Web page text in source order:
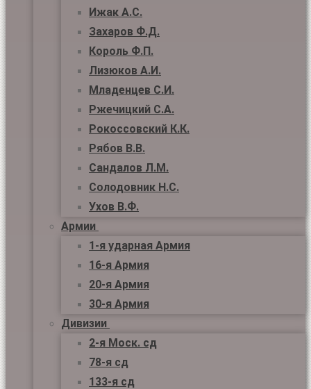
Ижак А.С.
Захаров Ф.Д.
Король Ф.П.
Лизюков А.И.
Младенцев С.И.
Ржечицкий С.А.
Рокоссовский К.К.
Рябов В.В.
Сандалов Л.М.
Солодовник Н.С.
Ухов В.Ф.
Армии
1-я ударная Армия
16-я Армия
20-я Армия
30-я Армия
Дивизии
2-я Моск. сд
78-я сд
133-я сд